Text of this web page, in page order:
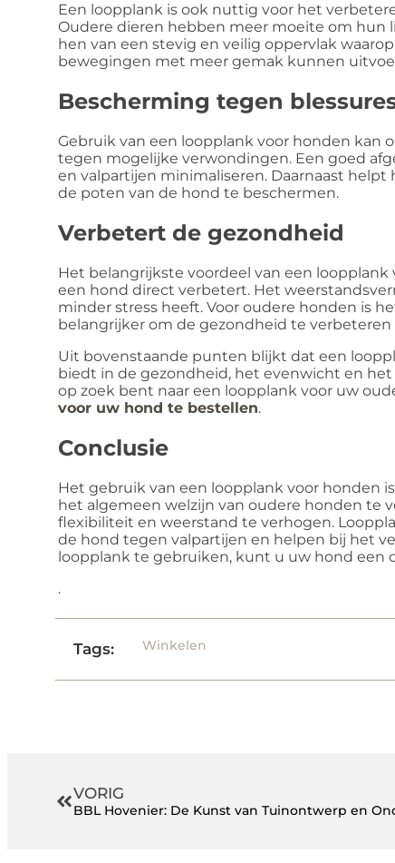
Een loopplank is ook nuttig voor het
Oudere dieren hebben meer moeite om hun
hen van een stevig en veilig oppervlak
bewegingen met meer gemak kunnen
Bescherming tegen
Gebruik van een loopplank voor honden kan
tegen mogelijke verwondingen. Een goed
en valpartijen minimaliseren. Daarnaast
de poten van de hond te beschermen.
Verbetert de gezondheid
Het belangrijkste voordeel van een
een hond direct verbetert. Het
minder stress heeft. Voor oudere honden is
belangrijker om de gezondheid te
Uit bovenstaande punten blijkt dat een
biedt in de gezondheid, het evenwicht en
op zoek bent naar een loopplank voor uw
voor uw hond te bestellen.
Conclusie
Het gebruik van een loopplank voor honden
het algemeen welzijn van oudere honden te
flexibiliteit en weerstand te verhogen.
de hond tegen valpartijen en helpen bij het
loopplank te gebruiken, kunt u uw hond een
.
Tags: Winkelen
VORIG
BBL Hovenier: De Kunst van Tuinontwerp en